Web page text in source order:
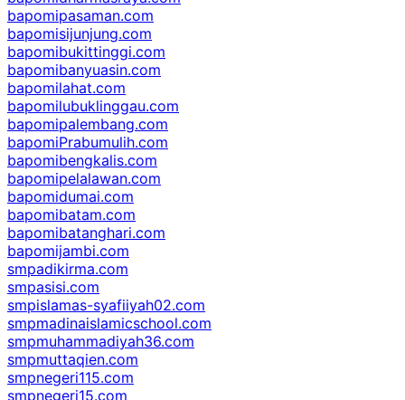
bapomipasaman.com
bapomisijunjung.com
bapomibukittinggi.com
bapomibanyuasin.com
bapomilahat.com
bapomilubuklinggau.com
bapomipalembang.com
bapomiPrabumulih.com
bapomibengkalis.com
bapomipelalawan.com
bapomidumai.com
bapomibatam.com
bapomibatanghari.com
bapomijambi.com
smpadikirma.com
smpasisi.com
smpislamas-syafiiyah02.com
smpmadinaislamicschool.com
smpmuhammadiyah36.com
smpmuttaqien.com
smpnegeri115.com
smpnegeri15.com